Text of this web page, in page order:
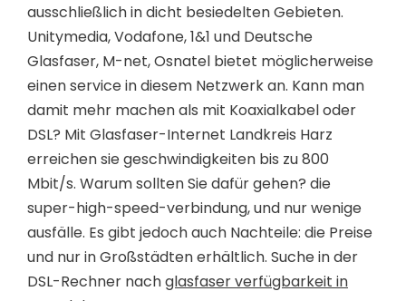
ausschließlich in dicht besiedelten Gebieten.
Unitymedia, Vodafone, 1&1 und Deutsche
Glasfaser, M-net, Osnatel bietet möglicherweise
einen service in diesem Netzwerk an. Kann man
damit mehr machen als mit Koaxialkabel oder
DSL? Mit Glasfaser-Internet Landkreis Harz
erreichen sie geschwindigkeiten bis zu 800
Mbit/s. Warum sollten Sie dafür gehen? die
super-high-speed-verbindung, und nur wenige
ausfälle. Es gibt jedoch auch Nachteile: die Preise
und nur in Großstädten erhältlich. Suche in der
DSL-Rechner nachglasfaser verfügbarkeit in